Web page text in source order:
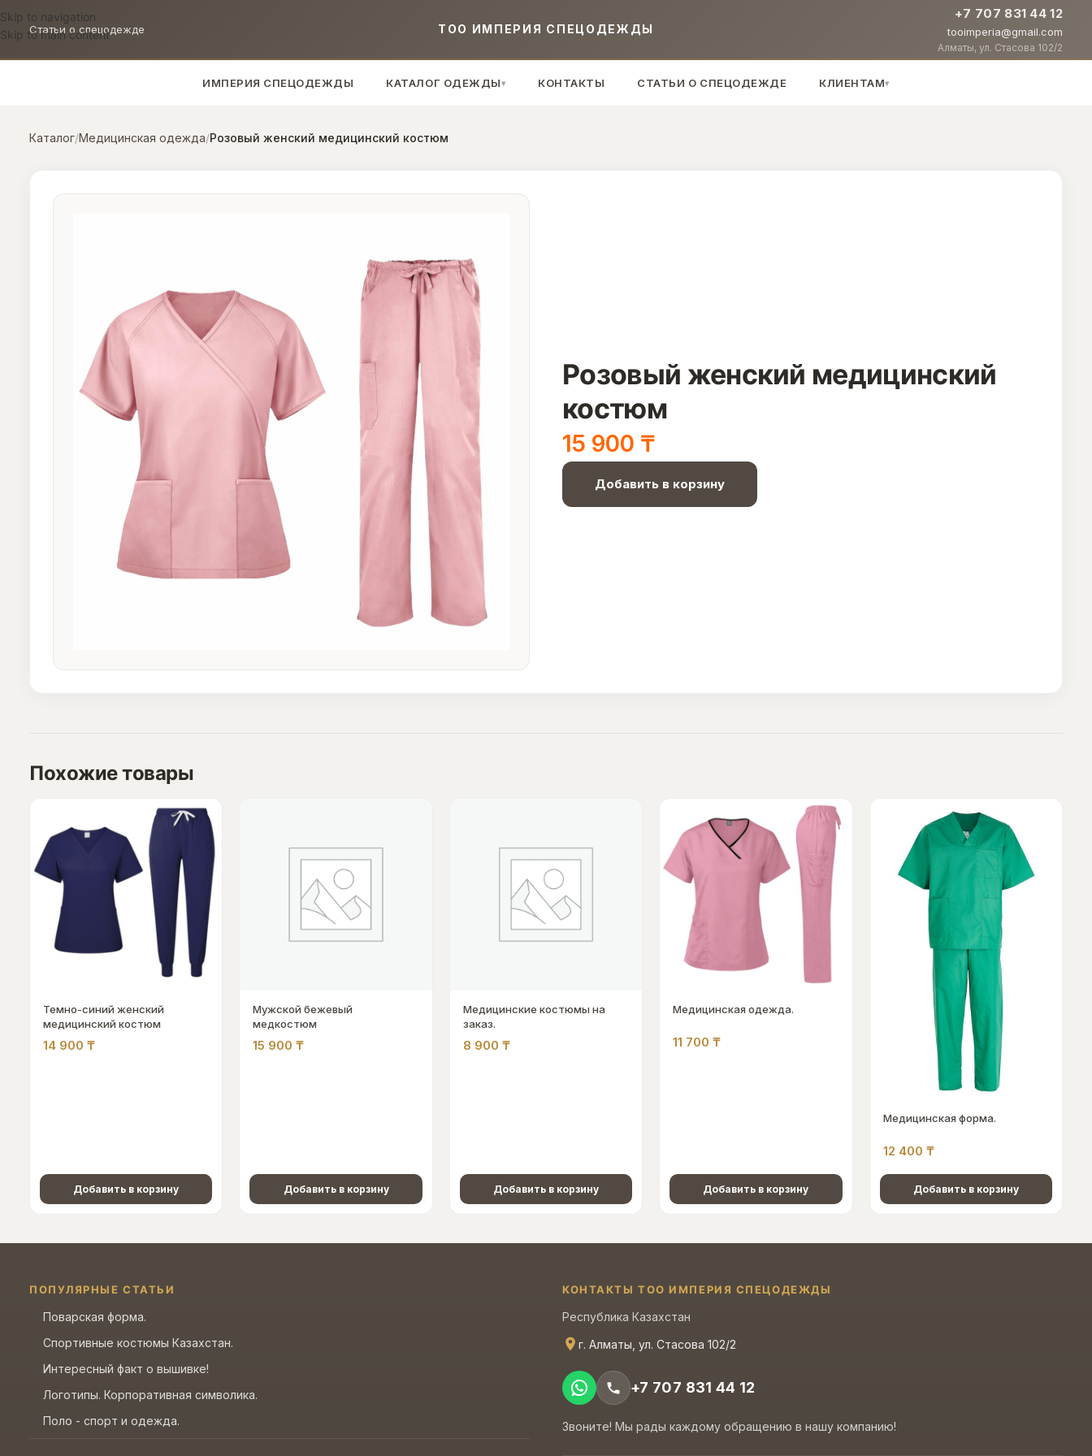
Skip to navigation
Skip to main content
Статьи о спецодежде TOO ИМПЕРИЯ СПЕЦОДЕЖДЫ
+7 707 831 44 12
tooimperia@gmail.com
Алматы, ул. Стасова 102/2
ИМПЕРИЯ СПЕЦОДЕЖДЫ КАТАЛОГ ОДЕЖДЫ▾ КОНТАКТЫ СТАТЬИ О СПЕЦОДЕЖДЕ КЛИЕНТАМ▾
Каталог/Медицинская одежда/Розовый женский медицинский костюм
Розовый женский медицинский
костюм
15 900 ₸
Добавить в корзину
Похожие товары
Темно-синий женский
медицинский костюм
14 900 ₸
Добавить в корзину
Мужской бежевый
медкостюм
15 900₸
Добавить в корзину
Медицинские костюмы на
заказ.
8 900 ₸
Добавить в корзину
Медицинская одежда.
11 700₸
Добавить в корзину
Медицинская форма.
12 400 ₸
Добавить в корзину
ПОПУЛЯРНЫЕ СТАТЬИ
Поварская форма.
Спортивные костюмы Казахстан.
Интересный факт о вышивке!
Логотипы. Корпоративная символика.
Поло - спорт и одежда.
КОНТАКТЫ ТОО ИМПЕРИЯ СПЕЦОДЕЖДЫ
Республика Казахстан
г. Алматы, ул. Стасова 102/2
+7 707 831 44 12
Звоните! Мы рады каждому обращению в нашу компанию!